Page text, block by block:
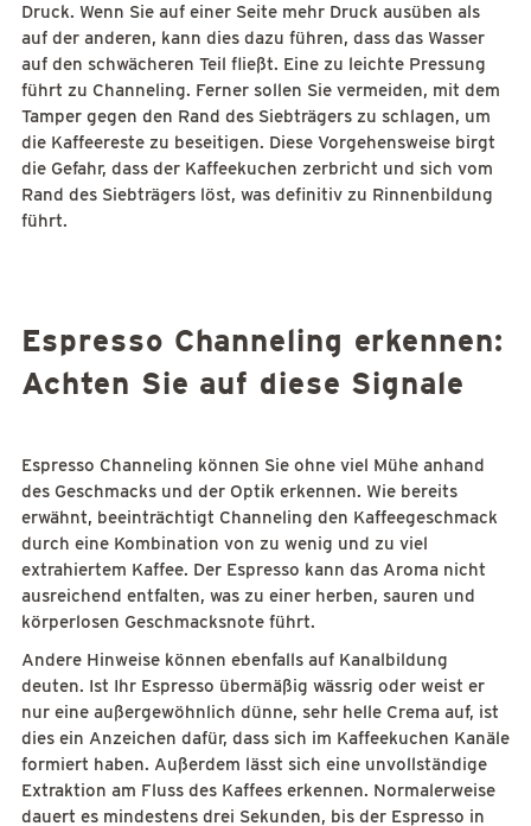
Druck. Wenn Sie auf einer Seite mehr Druck ausüben als
auf der anderen, kann dies dazu führen, dass das Wasser
auf den schwächeren Teil fließt. Eine zu leichte Pressung
führt zu Channeling. Ferner sollen Sie vermeiden, mit dem
Tamper gegen den Rand des Siebträgers zu schlagen, um
die Kaffeereste zu beseitigen. Diese Vorgehensweise birgt
die Gefahr, dass der Kaffeekuchen zerbricht und sich vom
Rand des Siebträgers löst, was definitiv zu Rinnenbildung
führt.
Espresso Channeling erkennen:
Achten Sie auf diese Signale
Espresso Channeling können Sie ohne viel Mühe anhand
des Geschmacks und der Optik erkennen. Wie bereits
erwähnt, beeinträchtigt Channeling den Kaffeegeschmack
durch eine Kombination von zu wenig und zu viel
extrahiertem Kaffee. Der Espresso kann das Aroma nicht
ausreichend entfalten, was zu einer herben, sauren und
körperlosen Geschmacksnote führt.
Andere Hinweise können ebenfalls auf Kanalbildung
deuten. Ist Ihr Espresso übermäßig wässrig oder weist er
nur eine außergewöhnlich dünne, sehr helle Crema auf, ist
dies ein Anzeichen dafür, dass sich im Kaffeekuchen Kanäle
formiert haben. Außerdem lässt sich eine unvollständige
Extraktion am Fluss des Kaffees erkennen. Normalerweise
dauert es mindestens drei Sekunden, bis der Espresso in